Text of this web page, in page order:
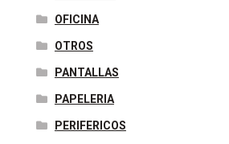
OFICINA
OTROS
PANTALLAS
PAPELERIA
PERIFERICOS